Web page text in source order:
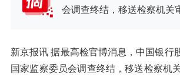
会调查终结，移送检察机关
新京报讯 据最高检官博消息，中国银行
国家监察委员会调查终结，移送检察机